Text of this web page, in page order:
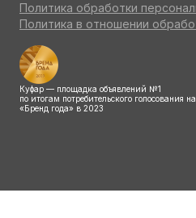
Политика обработки
Политика в отношении
Куфар — площадка объявлений №1
по итогам потребительского голосования
«Бренд года» в 2023